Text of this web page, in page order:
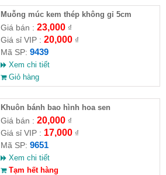
Muỗng múc kem thép không gỉ 5cm
Giá bán : 23,000₫
Giá sỉ VIP : 20,000₫
Mã SP: 9439
Xem chi tiết
Giỏ hàng
Khuôn bánh bao hình hoa sen
Giá bán : 20,000₫
Giá sỉ VIP : 17,000₫
Mã SP: 9651
Xem chi tiết
Tạm hết hàng